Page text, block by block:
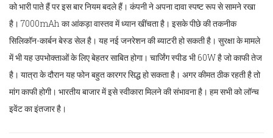
को भारी पाते हैं पर इस बार नियम बदले हैं। कंपनी ने अपना दावा स्पष्ट रूप से सामने रखा
है। 7000mAh का आंकड़ा वास्तव में ध्यान खींचता है। इसके पीछे की तकनीक
सिलिकॉन-कार्बन बेस्ड सेल है। यह नई जनरेशन की ब्याटरी हो सकती है। सुरक्षा के मामले
में भी यह उपभोक्ताओं के लिए बेहतर साबित होगा। चार्जिंग स्पीड भी 60W है जो काफी तेज
है। यात्रा के दौरान यह फोन बहुत कारगर सिद्ध हो सकता है। अगर कीमत ठीक रहती है तो
मांग काफी होगी। भारतीय बाजार में इसे स्वीकारा मिलने की संभावना है। हम सभी को लॉन्च
इवेंट का इंतजार है।